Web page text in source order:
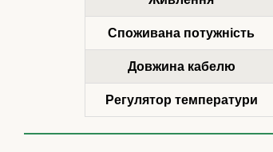
Споживана потужність
Довжина кабелю
Регулятор температури